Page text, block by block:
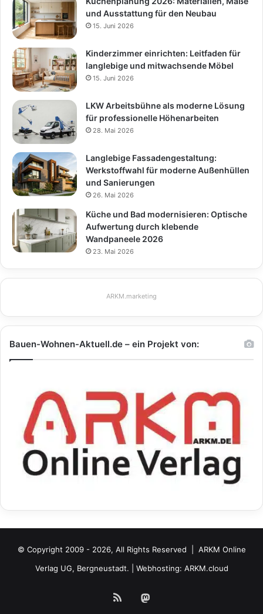
und Ausstattung für den Neubau
15. Juni 2026
Kinderzimmer einrichten: Leitfaden für
langlebige und mitwachsende Möbel
15. Juni 2026
LKW Arbeitsbühne als moderne Lösung
für professionelle Höhenarbeiten
28. Mai 2026
Langlebige Fassadengestaltung:
Werkstoffwahl für moderne Außenhüllen
und Sanierungen
26. Mai 2026
Küche und Bad modernisieren: Optische
Aufwertung durch klebende
Wandpaneele 2026
23. Mai 2026
ARKM.marketing
Bauen-Wohnen-Aktuell.de – ein Projekt von:
© Copyright 2009 - 2026, All Rights Reserved | ARKM Online
Verlag UG, Bergneustadt. | Webhosting: ARKM.cloud
RSS